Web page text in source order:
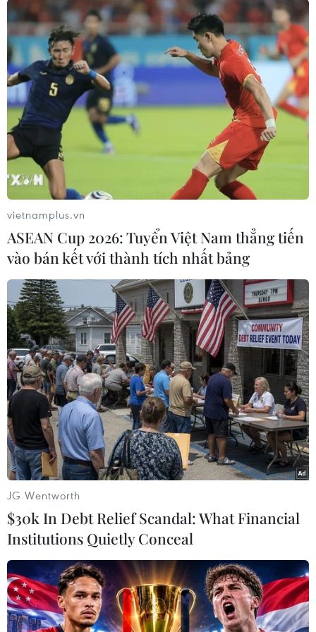
đánh giá, xếp loại doanh nghiệp năm đó. Nghị
quyết này có hiệu lực từ ngày ký ban hành, áp
dụng đối với việc đánh giá hiệu quả hoạt động,
xếp loại doanh nghiệp năm 2021 và năm 2022./.
(TTXVN/Vietnam+)
#Chính phủ
#Doanh nghiệp nhà nước
#Đóng góp vào Quỹ Vaccine phòng COVID-19
#Phòng chống dịch
Theo dõi VietnamPlus
TIN LIÊN QUAN
vietnamplus.vn
ASEAN Cup 2026: Tuyển Việt Nam thẳng tiến
vào bán kết với thành tích nhất bảng
JG Wentworth
$30k In Debt Relief Scandal: What Financial
Institutions Quietly Conceal